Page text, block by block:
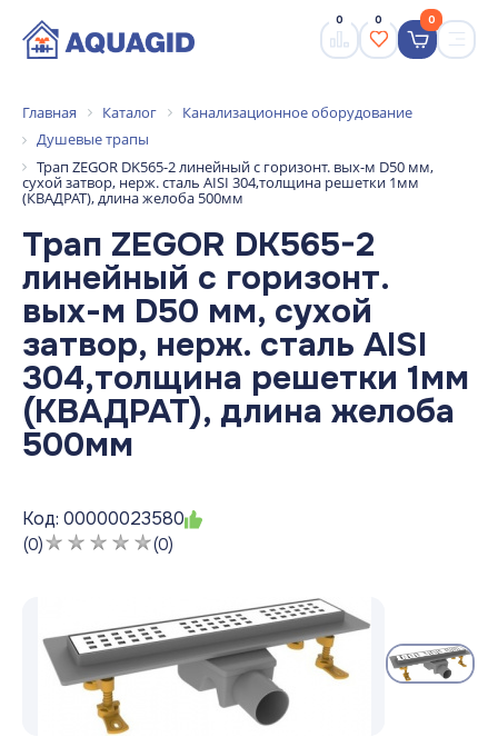
0 0 0
Главная Каталог
Канализационное оборудование
Душевые трапы
Трап ZEGOR DK565-2 линейный с горизонт. вых-м D50 мм,
сухой затвор, нерж. сталь AISI 304,толщина решетки 1мм
(КВАДРАТ), длина желоба 500мм
Трап ZEGOR DK565-2
линейный с горизонт.
вых-м D50 мм, сухой
затвор, нерж. сталь AISI
304,толщина решетки 1мм
(КВАДРАТ), длина желоба
500мм
Код: 00000023580
(0) (0)